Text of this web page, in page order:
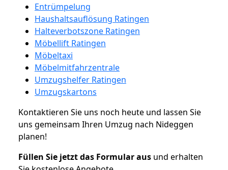
Entrümpelung
Haushaltsauflösung Ratingen
Halteverbotszone Ratingen
Möbellift Ratingen
Möbeltaxi
Möbelmitfahrzentrale
Umzugshelfer Ratingen
Umzugskartons
Kontaktieren Sie uns noch heute und lassen Sie
uns gemeinsam Ihren Umzug nach Nideggen
planen!
Füllen Sie jetzt das Formular aus und erhalten